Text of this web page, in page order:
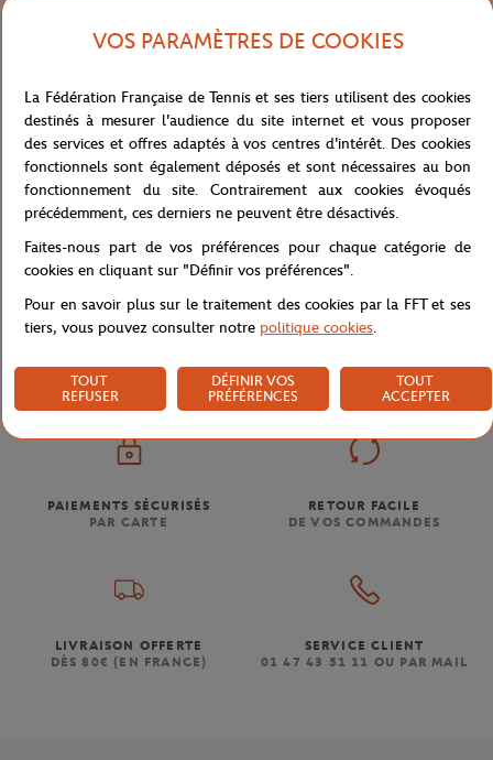
Livraison et retours
Accueil Boutique Concession SUPPLEMENT MACARON
PAIEMENTS SÉCURISÉS
PAR CARTE
RETOUR FACILE
DE VOS COMMANDES
LIVRAISON OFFERTE
DÈS 80€ (EN FRANCE)
SERVICE CLIENT
01 47 43 51 11 OU PAR MAIL
VOS PARAMÈTRES DE COOKIES
La Fédération Française de Tennis et ses tiers utilisent des cookies
destinés à mesurer l'audience du site internet et vous proposer
des services et offres adaptés à vos centres d'intérêt. Des cookies
fonctionnels sont également déposés et sont nécessaires au bon
fonctionnement du site. Contrairement aux cookies évoqués
précédemment, ces derniers ne peuvent être désactivés.
Faites-nous part de vos préférences pour chaque catégorie de
cookies en cliquant sur "Définir vos préférences".
Pour en savoir plus sur le traitement des cookies par la FFT et ses
tiers, vous pouvez consulter notre politique cookies.
TOUT
REFUSER
DÉFINIR VOS
PRÉFÉRENCES
TOUT
ACCEPTER